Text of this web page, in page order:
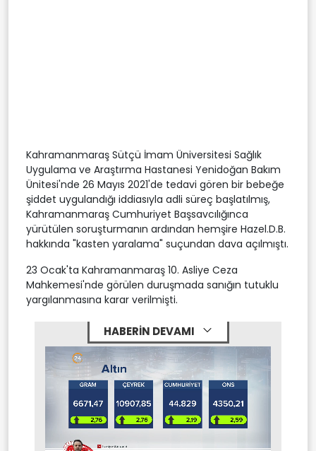
Kahramanmaraş Sütçü İmam Üniversitesi Sağlık
Uygulama ve Araştırma Hastanesi Yenidoğan Bakım
Ünitesi'nde 26 Mayıs 2021'de tedavi gören bir bebeğe
şiddet uygulandığı iddiasıyla adli süreç başlatılmış,
Kahramanmaraş Cumhuriyet Başsavcılığınca
yürütülen soruşturmanın ardından hemşire Hazel.D.B.
hakkında "kasten yaralama" suçundan dava açılmıştı.
23 Ocak'ta Kahramanmaraş 10. Asliye Ceza
Mahkemesi'nde görülen duruşmada sanığın tutuklu
yargılanmasına karar verilmişti.
HABERİN DEVAMI